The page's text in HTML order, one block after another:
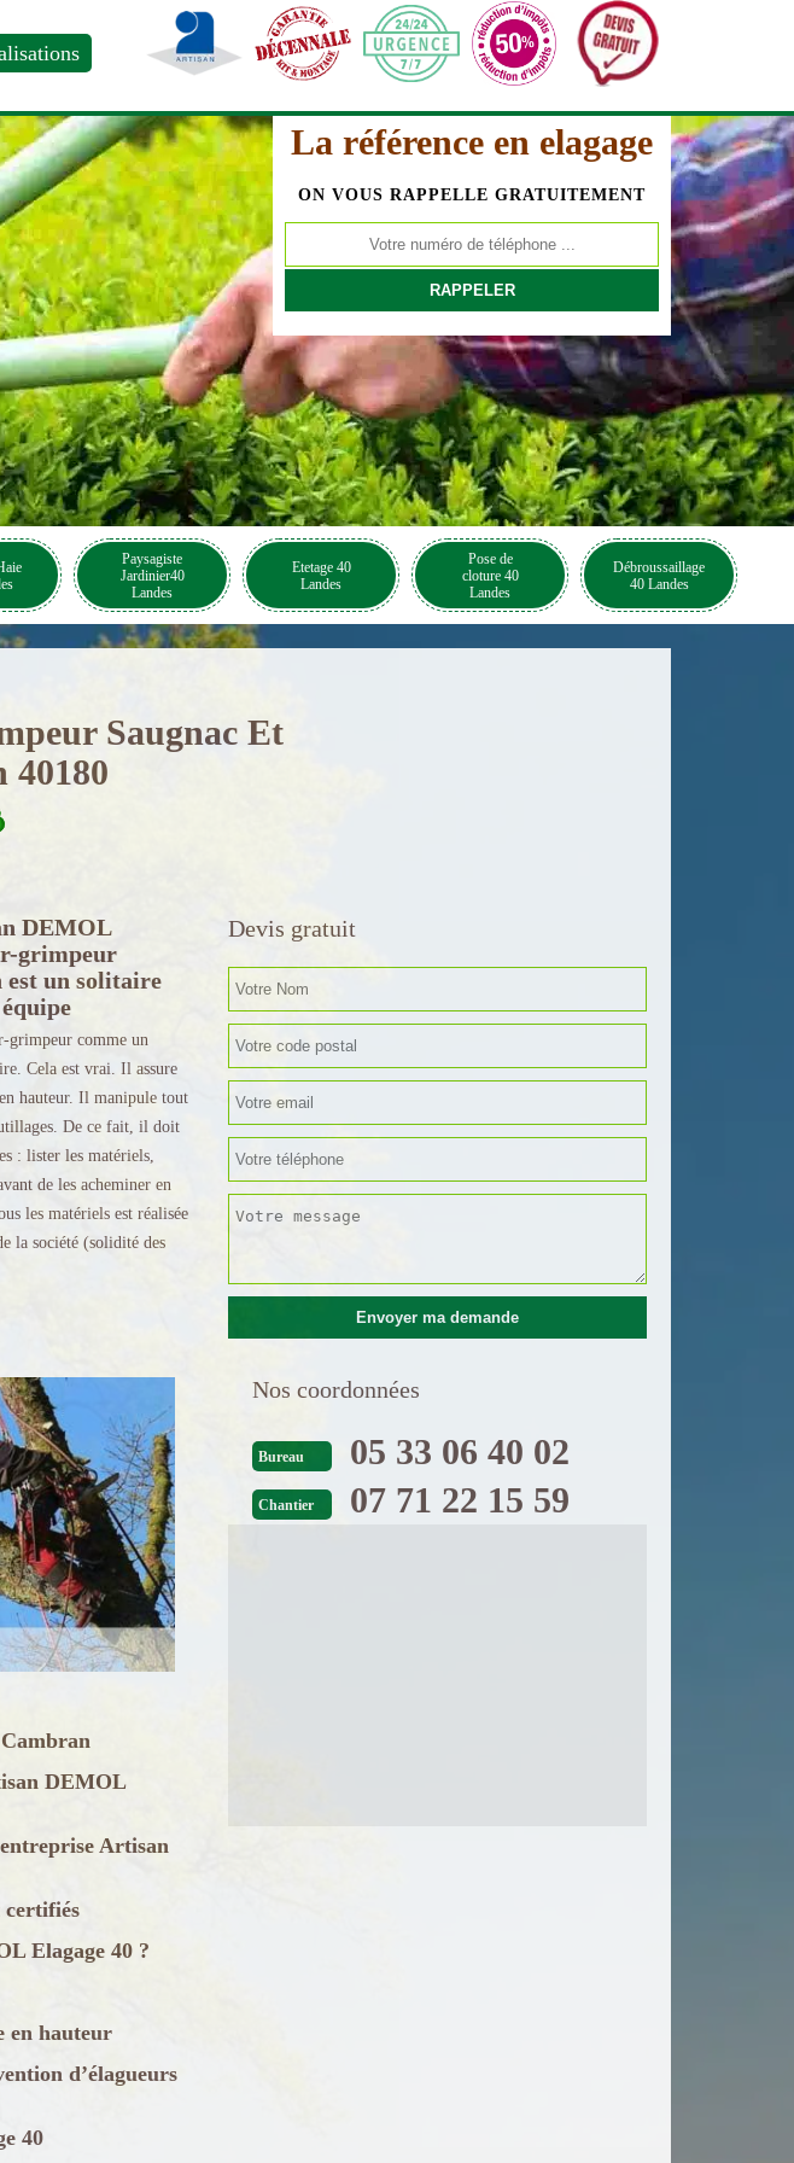
La référence en elagage
ON VOUS RAPPELLE GRATUITEMENT
Paysagiste
Jardinier40
Landes
Etetage 40
Landes
Pose de
cloture 40
Landes
Débroussaillage
40 Landes
Saugnac Et
40180
DEMOL
grimpeur
est un solitaire
grimpeur comme un
Cela est vrai. Il assure
hauteur. Il manipule tout
De ce fait, il doit
: lister les matériels,
de les acheminer en
les matériels est réalisée
la société (solidité des
DEMOL
Artisan
certifiés
Elagage 40 ?
en hauteur
d’élagueurs
40
Devis gratuit
Nos coordonnées
Bureau 05 33 06 40 02
Chantier 07 71 22 15 59